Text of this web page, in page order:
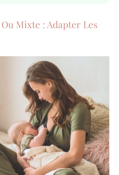
Mixte : Adapter Les